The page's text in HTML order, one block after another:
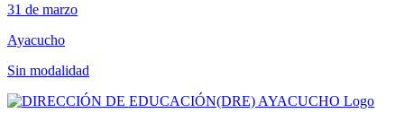
31 de marzo
Ayacucho
Sin modalidad